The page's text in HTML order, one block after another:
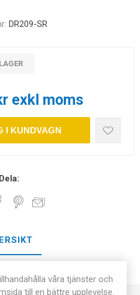
DR209-SR
exkl moms
I KUNDVAGN
Dela:
våra tjänster och
till en bättre upplevelse.